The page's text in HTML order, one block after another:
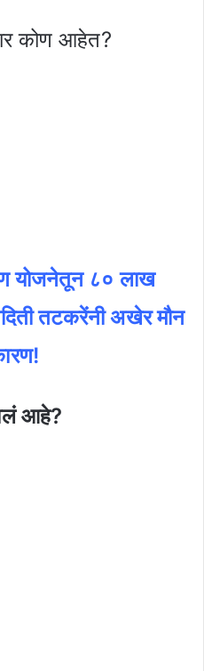
कोण आहेत?
योजनेतून ८० लाख
तटकरेंनी अखेर मौन
आहे?